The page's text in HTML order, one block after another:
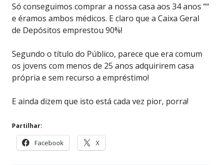
Só conseguimos comprar a nossa casa aos 34 anos ““
e éramos ambos médicos. E claro que a Caixa Geral
de Depósitos emprestou 90%!
Segundo o título do Público, parece que era comum
os jovens com menos de 25 anos adquirirem casa
própria e sem recurso a empréstimo!
E ainda dizem que isto está cada vez pior, porra!
Partilhar:
Facebook X